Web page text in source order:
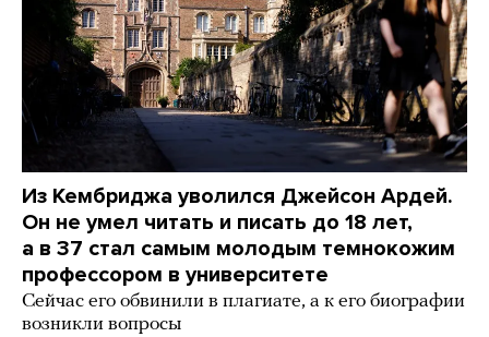
Из Кембриджа уволился Джейсон Ардей.
Он не умел читать и писать до 18 лет,
а в 37 стал самым молодым темнокожим
профессором в университете
Сейчас его обвинили в плагиате, а к его биографии
возникли вопросы